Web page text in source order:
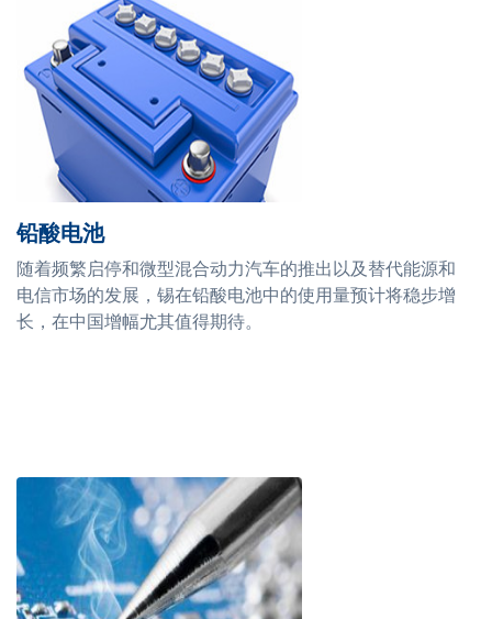
铅酸电池
随着频繁启停和微型混合动力汽车的推出以及替代能源和
电信市场的发展，锡在铅酸电池中的使用量预计将稳步增
长，在中国增幅尤其值得期待。